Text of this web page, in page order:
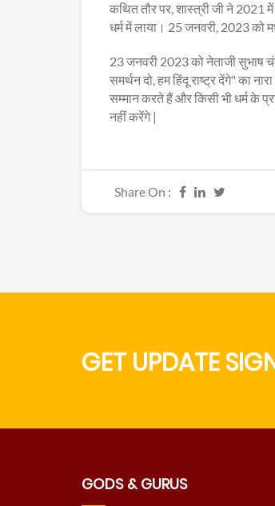
कथित तौर पर, शास्त्री जी ने 2021 में
धर्म में लाया। 25 जनवरी, 2023 को
23 जनवरी 2023 को नेताजी सुभाष
समर्थन दो, हम हिंदू राष्ट्र देंगे" का
सम्मान करते हैं और किसी भी धर्म के
नहीं करेंगे |
Share On :
GET UPDATE
GODS & GURUS